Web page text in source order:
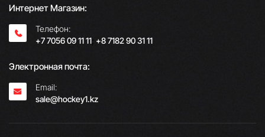
Интернет Магазин:
Телефон:
+7 7056 09 11 11; +8 7182 90 31 11
Электронная почта:
Email:
sale@hockey1.kz